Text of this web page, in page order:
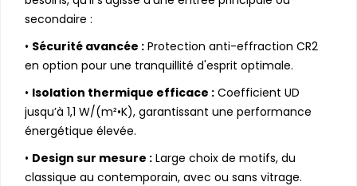
secondaire :
• Sécurité avancée : Protection anti-effraction CR2
en option pour une tranquillité d'esprit optimale.
• Isolation thermique efficace : Coefficient UD
jusqu’à 1,1 W/(m²•K), garantissant une performance
énergétique élevée.
• Design sur mesure : Large choix de motifs, du
classique au contemporain, avec ou sans vitrage.